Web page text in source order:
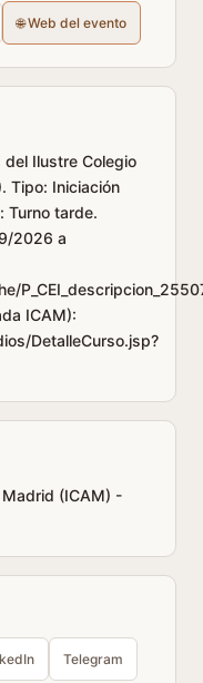
🌐 Web del evento
del Ilustre Colegio
Tipo: Iniciación
Turno tarde.
2026 a
ICAM):
DetalleCurso.jsp?
(ICAM) -
Telegram